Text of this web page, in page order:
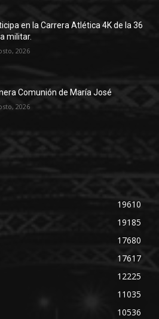
en la Carrera Atlética 4K de la 36
militar.
2026
Comunión de María José
2026
19610
19185
17680
17617
12225
11035
10536